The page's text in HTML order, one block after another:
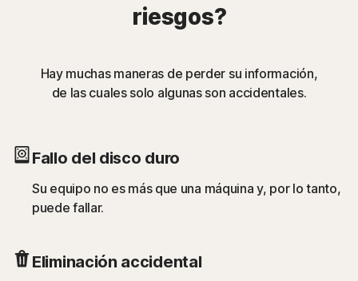
riesgos?
Hay muchas maneras de perder su información,
de las cuales solo algunas son accidentales.
Fallo del disco duro
Su equipo no es más que una máquina y, por lo tanto,
puede fallar.
Eliminación accidental